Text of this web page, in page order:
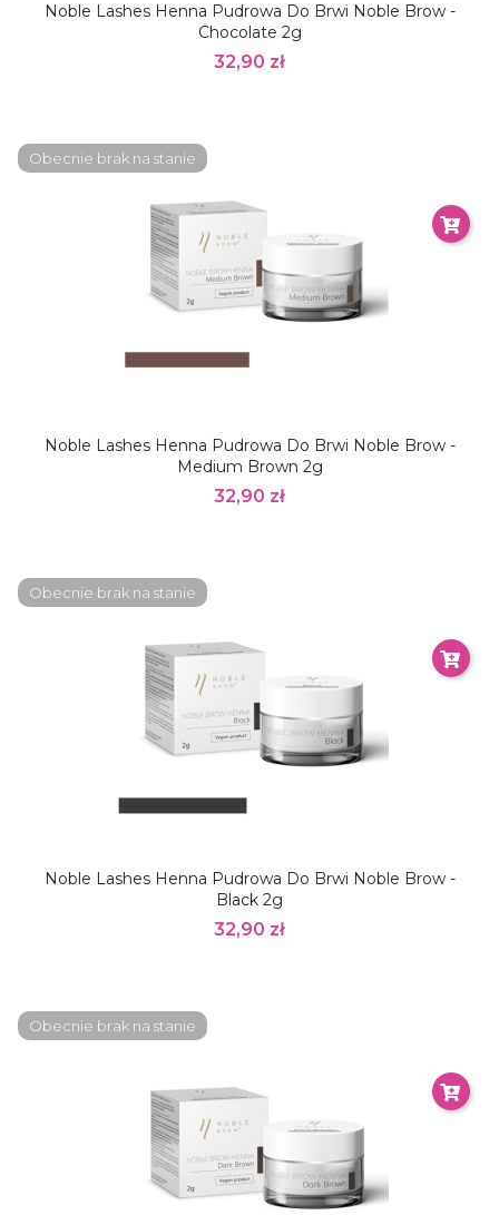
Noble Lashes Henna Pudrowa Do Brwi Noble Brow -
Chocolate 2g
32,90 zł
Noble Lashes Henna Pudrowa Do Brwi Noble Brow -
Medium Brown 2g
32,90 zł
Obecnie brak na stanie
Noble Lashes Henna Pudrowa Do Brwi Noble Brow -
Black 2g
32,90 zł
Obecnie brak na stanie
Obecnie brak na stanie